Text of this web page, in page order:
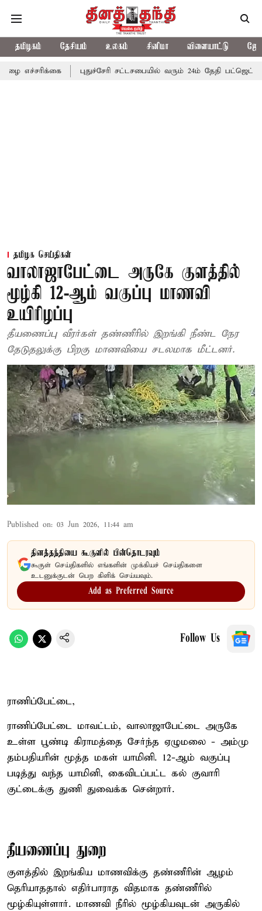
தமிழகம் தேசியம் உலகம் சினிமா விளையாட்டு
புதுச்சேரி சட்டசபையில் வரும் 24ம் தேதி பட்ஜெட் தாக்கல்
தமிழக செய்திகள்
வாலாஜாபேட்டை அருகே குளத்தில்
மூழ்கி 12-ஆம் வகுப்பு மாணவி
உயிரிழப்பு
தீயணைப்பு வீரர்கள் தண்ணீரில் இறங்கி நீண்ட நேர
தேடுதலுக்கு பிறகு மாணவியை சடலமாக மீட்டனர்.
Published on: 03 Jun 2026, 11:44 am
தினத்தந்தியை கூகுளில் பின்தொடரவும்
கூகுள் செய்திகளில் எங்களின் முக்கியச் செய்திகளை
உடனுக்குடன் பெற கிளிக் செய்யவும்.
Add as Preferred Source
Follow Us
ராணிப்பேட்டை,
ராணிப்பேட்டை மாவட்டம், வாலாஜாபேட்டை அருகே
உள்ள பூண்டி கிராமத்தை சேர்ந்த ஏழுமலை - அம்மு
தம்பதியரின் மூத்த மகள் யாமினி. 12-ஆம் வகுப்பு
படித்து வந்த யாமினி, கைவிடப்பட்ட கல் குவாரி
குட்டைக்கு துணி துவைக்க சென்றார்.
தீயணைப்பு துறை
குளத்தில் இறங்கிய மாணவிக்கு தண்ணீரின் ஆழம்
தெரியாததால் எதிர்பாராத விதமாக தண்ணீரில்
மூழ்கியுள்ளார். மாணவி நீரில் மூழ்கியவுடன் அருகில்